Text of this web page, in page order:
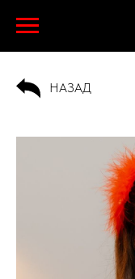
НАЗАД